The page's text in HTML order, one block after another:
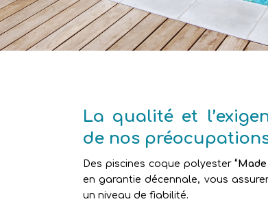
La qualité et
de nos
Des piscines coque polyester
en garantie décennale, vous
un niveau de fiabilité.